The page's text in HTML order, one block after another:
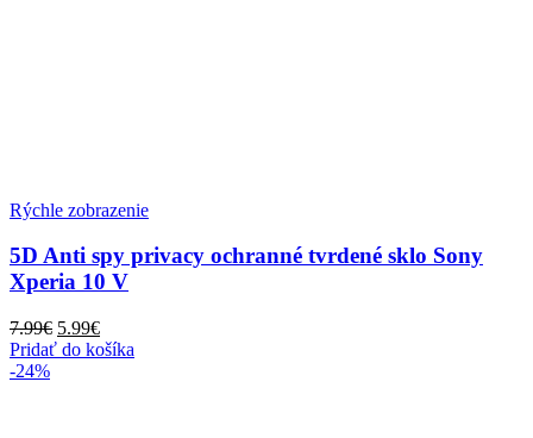
Rýchle zobrazenie
5D Anti spy privacy ochranné tvrdené sklo Sony
Xperia 10 V
7.99€ Pôvodná
cena
5.99€Aktuálna
cena
Pridať do košíka
-24%